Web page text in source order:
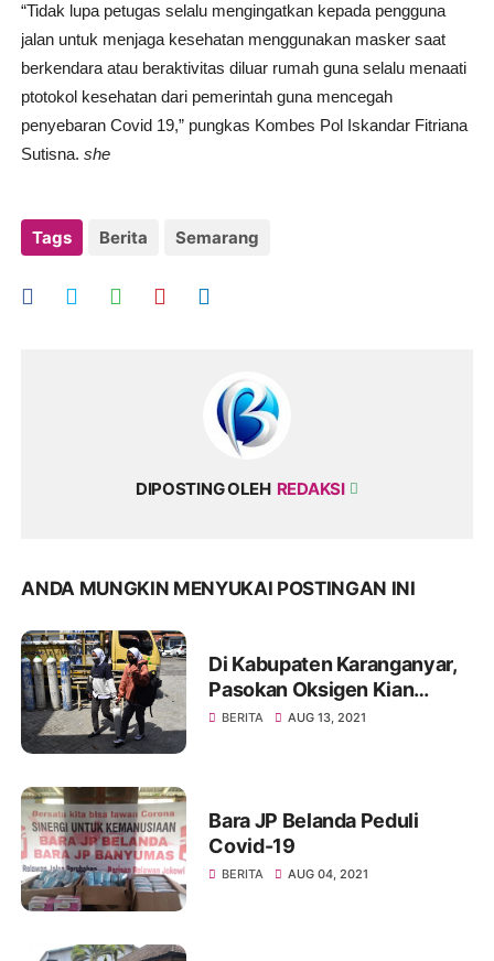
“Tidak lupa petugas selalu mengingatkan kepada pengguna
jalan untuk menjaga kesehatan menggunakan masker saat
berkendara atau beraktivitas diluar rumah guna selalu menaati
ptotokol kesehatan dari pemerintah guna mencegah
penyebaran Covid 19,” pungkas Kombes Pol Iskandar Fitriana
Sutisna.she
Tags Berita Semarang
DIPOSTING OLEH REDAKSI
ANDA MUNGKIN MENYUKAI POSTINGAN INI
Di Kabupaten Karanganyar,
Pasokan Oksigen Kian
Lancar
BERITA AUG 13, 2021
Bara JP Belanda Peduli
Covid-19
BERITA AUG 04, 2021